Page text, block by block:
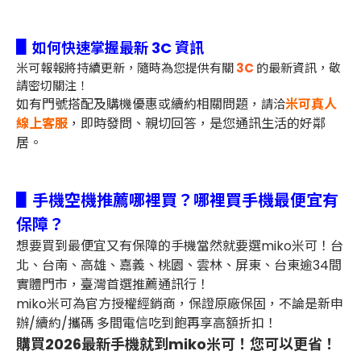
如何快速掌握最新 3C 資訊
米可報報將持續更新，隨時為您提供有關3C 的最新資訊，敬
請密切關注！
如有門號搭配及購機優惠或續約相關問題， 請洽米可真人
線上客服 ，即時發問、親切回答，是您通訊生活的好鄰
居。
▋手機空機推薦哪裡買？哪裡買手機最便宜有
保障？
想要買到最便宜又有保障的手機當然就要選miko米可！ 台
北、台南、高雄、嘉義、桃園、雲林、屏東、台東逾34間
實體門市，臺灣首選推薦通訊行！
miko米可為官方授權經銷商，保證原廠保固，不論是新申
辦/續約/攜碼 多間電信吃到飽再享高額折扣！
購買2026最新手機就到miko米可！您可以更省！